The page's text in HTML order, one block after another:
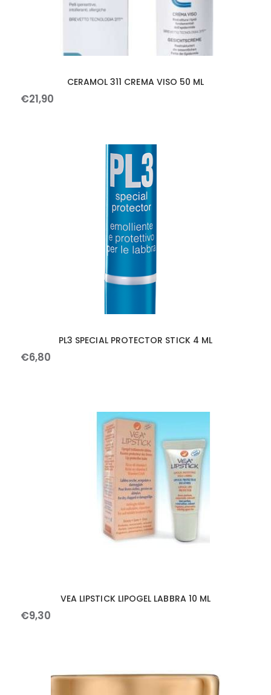
CERAMOL 311 CREMA VISO 50 ML
€21,90
PL3 SPECIAL PROTECTOR STICK 4 ML
€6,80
VEA LIPSTICK LIPOGEL LABBRA 10 ML
€9,30